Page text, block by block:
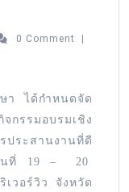
0 Comment
า ได้กำหนดจัด
กรรมอบรมเชิง
ประสานงานที่ดี
วันที่ 19 – 20
วอร์วิว จังหวัด